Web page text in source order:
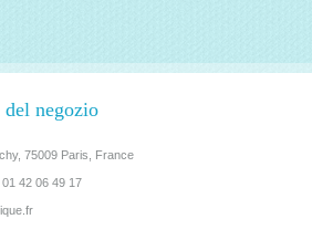
negozio
75009 Paris, France
01 42 06 49 17